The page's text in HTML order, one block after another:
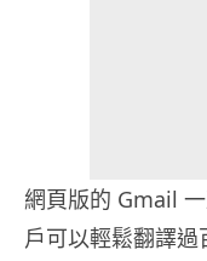
網頁版的 Gmail
戶可以輕鬆翻譯